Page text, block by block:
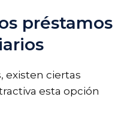
préstamos
existen ciertas
esta opción